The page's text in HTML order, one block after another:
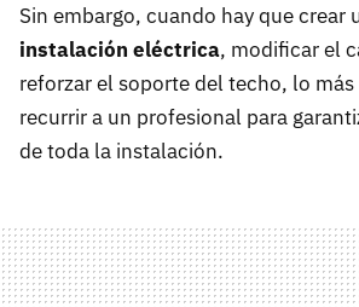
Sin embargo, cuando hay que crear
instalación eléctrica, modificar el
reforzar el soporte del techo, lo
recurrir a un profesional para
de toda la instalación.